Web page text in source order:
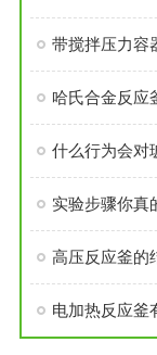
带搅拌压力容
哈氏合金反应
什么行为会对
实验步骤你真
高压反应釜的
电加热反应釜